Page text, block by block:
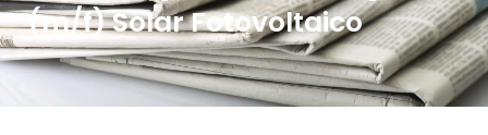
(m/f) Solar Fotovoltaico